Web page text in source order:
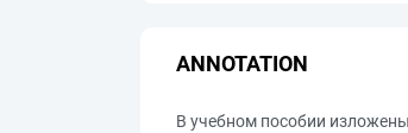
ANNOTATION
В учебном пособии